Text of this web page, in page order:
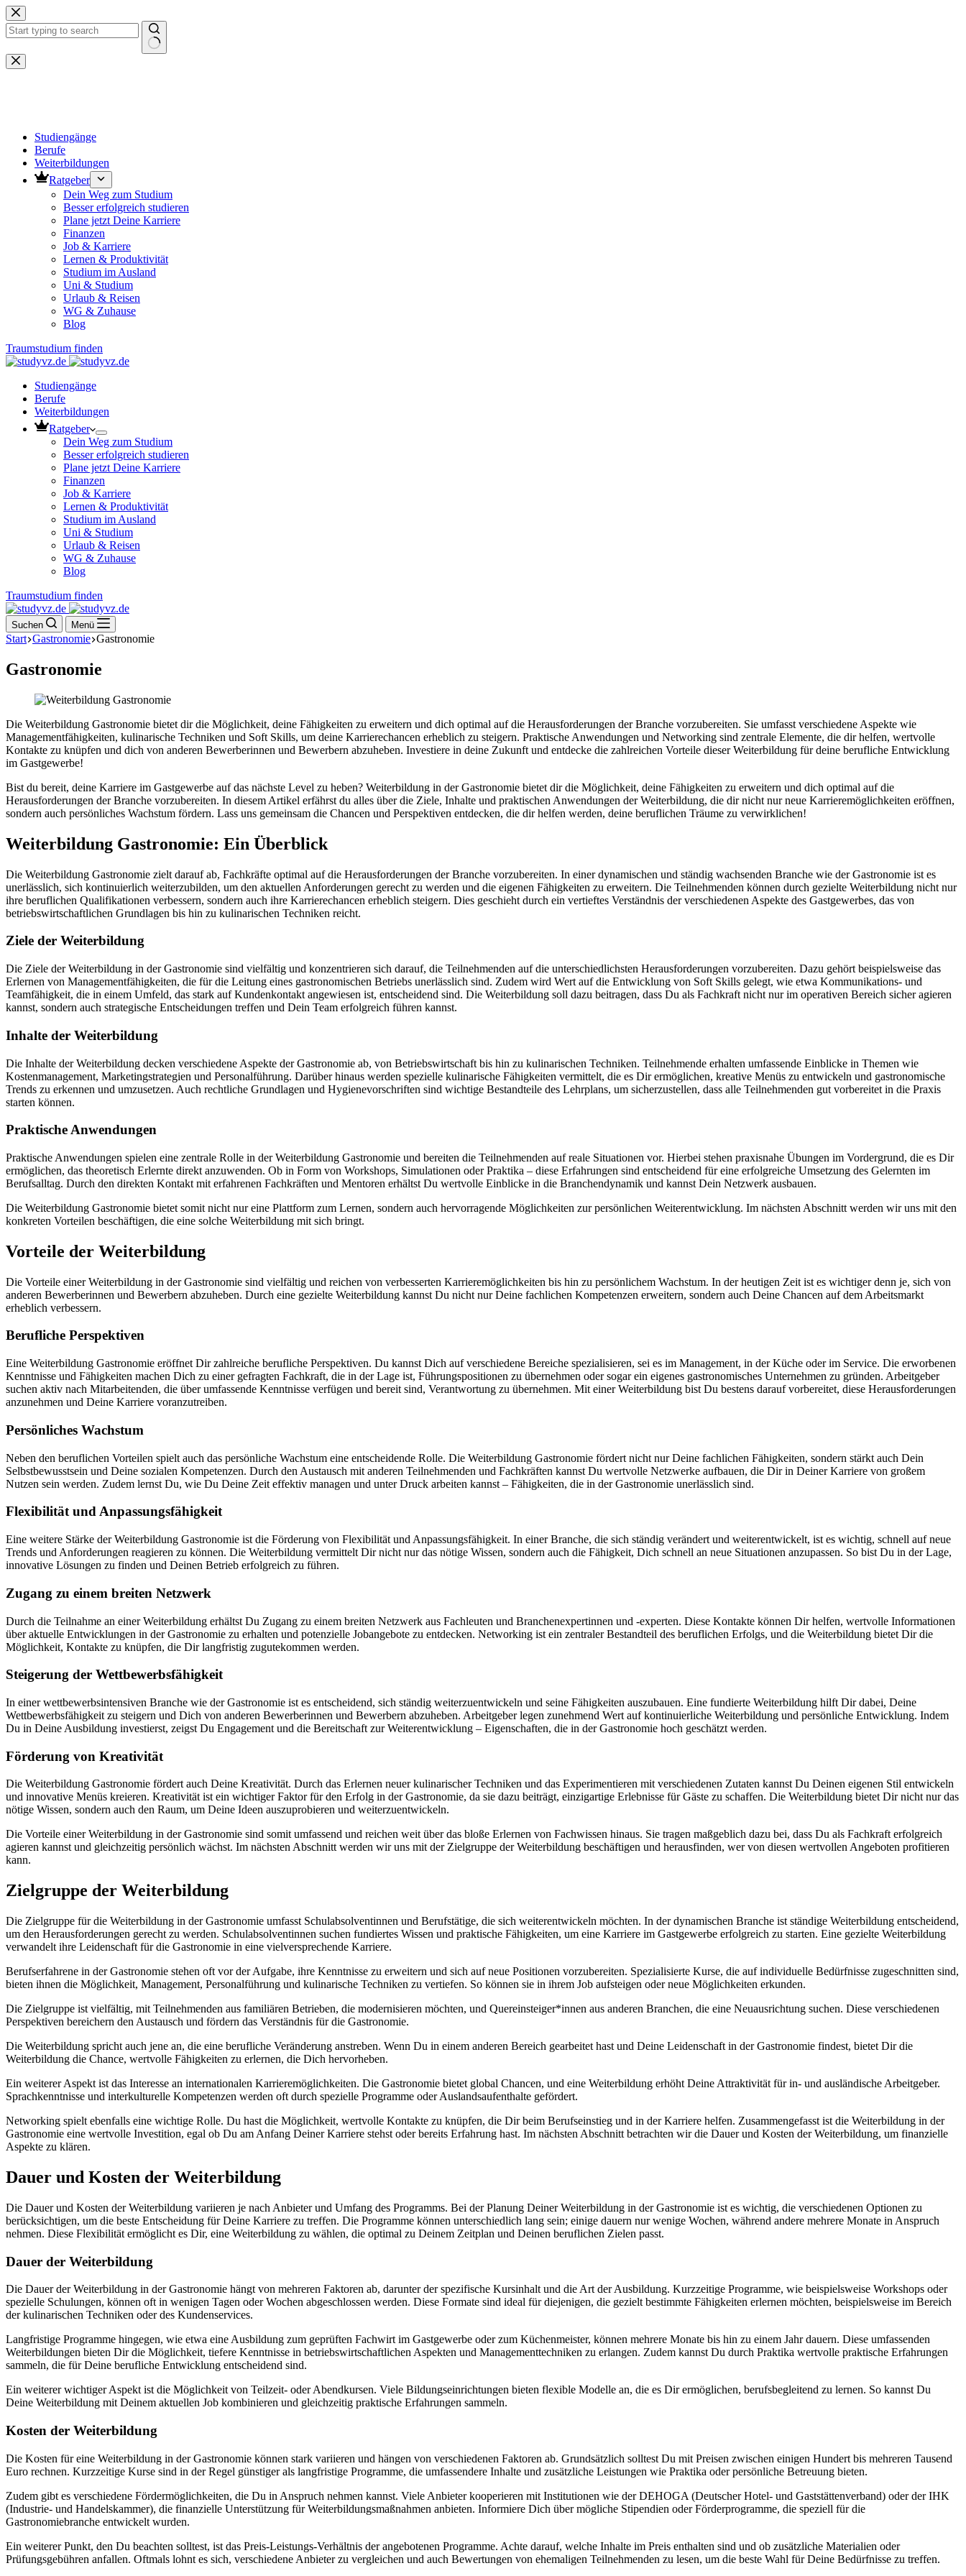
Zum
Inhalt
springen
Keine
Ergebnisse
Studiengänge
Berufe
Weiterbildungen
Ratgeber
Dein Weg zum Studium
Besser erfolgreich studieren
Plane jetzt Deine Karriere
Finanzen
Job & Karriere
Lernen & Produktivität
Studium im Ausland
Uni & Studium
Urlaub & Reisen
WG & Zuhause
Blog
Traumstudium finden
Studiengänge
Berufe
Weiterbildungen
Ratgeber
Dein Weg zum Studium
Besser erfolgreich studieren
Plane jetzt Deine Karriere
Finanzen
Job & Karriere
Lernen & Produktivität
Studium im Ausland
Uni & Studium
Urlaub & Reisen
WG & Zuhause
Blog
Traumstudium finden
Suchen Menü
Start Gastronomie Gastronomie
Gastronomie
Die Weiterbildung Gastronomie bietet dir die Möglichkeit, deine Fähigkeiten zu erweitern und dich optimal auf die Herausforderungen der Branche vorzubereiten. Sie umfasst verschiedene Aspekte wie
Managementfähigkeiten, kulinarische Techniken und Soft Skills, um deine Karrierechancen erheblich zu steigern. Praktische Anwendungen und Networking sind zentrale Elemente, die dir helfen, wertvolle
Kontakte zu knüpfen und dich von anderen Bewerberinnen und Bewerbern abzuheben. Investiere in deine Zukunft und entdecke die zahlreichen Vorteile dieser Weiterbildung für deine berufliche Entwicklung
im Gastgewerbe!
Bist du bereit, deine Karriere im Gastgewerbe auf das nächste Level zu heben? Weiterbildung in der Gastronomie bietet dir die Möglichkeit, deine Fähigkeiten zu erweitern und dich optimal auf die
Herausforderungen der Branche vorzubereiten. In diesem Artikel erfährst du alles über die Ziele, Inhalte und praktischen Anwendungen der Weiterbildung, die dir nicht nur neue Karrieremöglichkeiten eröffnen,
sondern auch persönliches Wachstum fördern. Lass uns gemeinsam die Chancen und Perspektiven entdecken, die dir helfen werden, deine beruflichen Träume zu verwirklichen!
Weiterbildung Gastronomie: Ein Überblick
Die Weiterbildung Gastronomie zielt darauf ab, Fachkräfte optimal auf die Herausforderungen der Branche vorzubereiten. In einer dynamischen und ständig wachsenden Branche wie der Gastronomie ist es
unerlässlich, sich kontinuierlich weiterzubilden, um den aktuellen Anforderungen gerecht zu werden und die eigenen Fähigkeiten zu erweitern. Die Teilnehmenden können durch gezielte Weiterbildung nicht nur
ihre beruflichen Qualifikationen verbessern, sondern auch ihre Karrierechancen erheblich steigern. Dies geschieht durch ein vertieftes Verständnis der verschiedenen Aspekte des Gastgewerbes, das von
betriebswirtschaftlichen Grundlagen bis hin zu kulinarischen Techniken reicht.
Ziele der Weiterbildung
Die Ziele der Weiterbildung in der Gastronomie sind vielfältig und konzentrieren sich darauf, die Teilnehmenden auf die unterschiedlichsten Herausforderungen vorzubereiten. Dazu gehört beispielsweise das
Erlernen von Managementfähigkeiten, die für die Leitung eines gastronomischen Betriebs unerlässlich sind. Zudem wird Wert auf die Entwicklung von Soft Skills gelegt, wie etwa Kommunikations- und
Teamfähigkeit, die in einem Umfeld, das stark auf Kundenkontakt angewiesen ist, entscheidend sind. Die Weiterbildung soll dazu beitragen, dass Du als Fachkraft nicht nur im operativen Bereich sicher agieren
kannst, sondern auch strategische Entscheidungen treffen und Dein Team erfolgreich führen kannst.
Inhalte der Weiterbildung
Die Inhalte der Weiterbildung decken verschiedene Aspekte der Gastronomie ab, von Betriebswirtschaft bis hin zu kulinarischen Techniken. Teilnehmende erhalten umfassende Einblicke in Themen wie
Kostenmanagement, Marketingstrategien und Personalführung. Darüber hinaus werden spezielle kulinarische Fähigkeiten vermittelt, die es Dir ermöglichen, kreative Menüs zu entwickeln und gastronomische
Trends zu erkennen und umzusetzen. Auch rechtliche Grundlagen und Hygienevorschriften sind wichtige Bestandteile des Lehrplans, um sicherzustellen, dass alle Teilnehmenden gut vorbereitet in die Praxis
starten können.
Praktische Anwendungen
Praktische Anwendungen spielen eine zentrale Rolle in der Weiterbildung Gastronomie und bereiten die Teilnehmenden auf reale Situationen vor. Hierbei stehen praxisnahe Übungen im Vordergrund, die es Dir
ermöglichen, das theoretisch Erlernte direkt anzuwenden. Ob in Form von Workshops, Simulationen oder Praktika – diese Erfahrungen sind entscheidend für eine erfolgreiche Umsetzung des Gelernten im
Berufsalltag. Durch den direkten Kontakt mit erfahrenen Fachkräften und Mentoren erhältst Du wertvolle Einblicke in die Branchendynamik und kannst Dein Netzwerk ausbauen.
Die Weiterbildung Gastronomie bietet somit nicht nur eine Plattform zum Lernen, sondern auch hervorragende Möglichkeiten zur persönlichen Weiterentwicklung. Im nächsten Abschnitt werden wir uns mit den
konkreten Vorteilen beschäftigen, die eine solche Weiterbildung mit sich bringt.
Vorteile der Weiterbildung
Die Vorteile einer Weiterbildung in der Gastronomie sind vielfältig und reichen von verbesserten Karrieremöglichkeiten bis hin zu persönlichem Wachstum. In der heutigen Zeit ist es wichtiger denn je, sich von
anderen Bewerberinnen und Bewerbern abzuheben. Durch eine gezielte Weiterbildung kannst Du nicht nur Deine fachlichen Kompetenzen erweitern, sondern auch Deine Chancen auf dem Arbeitsmarkt
erheblich verbessern.
Berufliche Perspektiven
Eine Weiterbildung Gastronomie eröffnet Dir zahlreiche berufliche Perspektiven. Du kannst Dich auf verschiedene Bereiche spezialisieren, sei es im Management, in der Küche oder im Service. Die erworbenen
Kenntnisse und Fähigkeiten machen Dich zu einer gefragten Fachkraft, die in der Lage ist, Führungspositionen zu übernehmen oder sogar ein eigenes gastronomisches Unternehmen zu gründen. Arbeitgeber
suchen aktiv nach Mitarbeitenden, die über umfassende Kenntnisse verfügen und bereit sind, Verantwortung zu übernehmen. Mit einer Weiterbildung bist Du bestens darauf vorbereitet, diese Herausforderungen
anzunehmen und Deine Karriere voranzutreiben.
Persönliches Wachstum
Neben den beruflichen Vorteilen spielt auch das persönliche Wachstum eine entscheidende Rolle. Die Weiterbildung Gastronomie fördert nicht nur Deine fachlichen Fähigkeiten, sondern stärkt auch Dein
Selbstbewusstsein und Deine sozialen Kompetenzen. Durch den Austausch mit anderen Teilnehmenden und Fachkräften kannst Du wertvolle Netzwerke aufbauen, die Dir in Deiner Karriere von großem
Nutzen sein werden. Zudem lernst Du, wie Du Deine Zeit effektiv managen und unter Druck arbeiten kannst – Fähigkeiten, die in der Gastronomie unerlässlich sind.
Flexibilität und Anpassungsfähigkeit
Eine weitere Stärke der Weiterbildung Gastronomie ist die Förderung von Flexibilität und Anpassungsfähigkeit. In einer Branche, die sich ständig verändert und weiterentwickelt, ist es wichtig, schnell auf neue
Trends und Anforderungen reagieren zu können. Die Weiterbildung vermittelt Dir nicht nur das nötige Wissen, sondern auch die Fähigkeit, Dich schnell an neue Situationen anzupassen. So bist Du in der Lage,
innovative Lösungen zu finden und Deinen Betrieb erfolgreich zu führen.
Zugang zu einem breiten Netzwerk
Durch die Teilnahme an einer Weiterbildung erhältst Du Zugang zu einem breiten Netzwerk aus Fachleuten und Branchenexpertinnen und -experten. Diese Kontakte können Dir helfen, wertvolle Informationen
über aktuelle Entwicklungen in der Gastronomie zu erhalten und potenzielle Jobangebote zu entdecken. Networking ist ein zentraler Bestandteil des beruflichen Erfolgs, und die Weiterbildung bietet Dir die
Möglichkeit, Kontakte zu knüpfen, die Dir langfristig zugutekommen werden.
Steigerung der Wettbewerbsfähigkeit
In einer wettbewerbsintensiven Branche wie der Gastronomie ist es entscheidend, sich ständig weiterzuentwickeln und seine Fähigkeiten auszubauen. Eine fundierte Weiterbildung hilft Dir dabei, Deine
Wettbewerbsfähigkeit zu steigern und Dich von anderen Bewerberinnen und Bewerbern abzuheben. Arbeitgeber legen zunehmend Wert auf kontinuierliche Weiterbildung und persönliche Entwicklung. Indem
Du in Deine Ausbildung investierst, zeigst Du Engagement und die Bereitschaft zur Weiterentwicklung – Eigenschaften, die in der Gastronomie hoch geschätzt werden.
Förderung von Kreativität
Die Weiterbildung Gastronomie fördert auch Deine Kreativität. Durch das Erlernen neuer kulinarischer Techniken und das Experimentieren mit verschiedenen Zutaten kannst Du Deinen eigenen Stil entwickeln
und innovative Menüs kreieren. Kreativität ist ein wichtiger Faktor für den Erfolg in der Gastronomie, da sie dazu beiträgt, einzigartige Erlebnisse für Gäste zu schaffen. Die Weiterbildung bietet Dir nicht nur das
nötige Wissen, sondern auch den Raum, um Deine Ideen auszuprobieren und weiterzuentwickeln.
Die Vorteile einer Weiterbildung in der Gastronomie sind somit umfassend und reichen weit über das bloße Erlernen von Fachwissen hinaus. Sie tragen maßgeblich dazu bei, dass Du als Fachkraft erfolgreich
agieren kannst und gleichzeitig persönlich wächst. Im nächsten Abschnitt werden wir uns mit der Zielgruppe der Weiterbildung beschäftigen und herausfinden, wer von diesen wertvollen Angeboten profitieren
kann.
Zielgruppe der Weiterbildung
Die Zielgruppe für die Weiterbildung in der Gastronomie umfasst Schulabsolventinnen und Berufstätige, die sich weiterentwickeln möchten. In der dynamischen Branche ist ständige Weiterbildung entscheidend,
um den Herausforderungen gerecht zu werden. Schulabsolventinnen suchen fundiertes Wissen und praktische Fähigkeiten, um eine Karriere im Gastgewerbe erfolgreich zu starten. Eine gezielte Weiterbildung
verwandelt ihre Leidenschaft für die Gastronomie in eine vielversprechende Karriere.
Berufserfahrene in der Gastronomie stehen oft vor der Aufgabe, ihre Kenntnisse zu erweitern und sich auf neue Positionen vorzubereiten. Spezialisierte Kurse, die auf individuelle Bedürfnisse zugeschnitten sind,
bieten ihnen die Möglichkeit, Management, Personalführung und kulinarische Techniken zu vertiefen. So können sie in ihrem Job aufsteigen oder neue Möglichkeiten erkunden.
Die Zielgruppe ist vielfältig, mit Teilnehmenden aus familiären Betrieben, die modernisieren möchten, und Quereinsteiger*innen aus anderen Branchen, die eine Neuausrichtung suchen. Diese verschiedenen
Perspektiven bereichern den Austausch und fördern das Verständnis für die Gastronomie.
Die Weiterbildung spricht auch jene an, die eine berufliche Veränderung anstreben. Wenn Du in einem anderen Bereich gearbeitet hast und Deine Leidenschaft in der Gastronomie findest, bietet Dir die
Weiterbildung die Chance, wertvolle Fähigkeiten zu erlernen, die Dich hervorheben.
Ein weiterer Aspekt ist das Interesse an internationalen Karrieremöglichkeiten. Die Gastronomie bietet global Chancen, und eine Weiterbildung erhöht Deine Attraktivität für in- und ausländische Arbeitgeber.
Sprachkenntnisse und interkulturelle Kompetenzen werden oft durch spezielle Programme oder Auslandsaufenthalte gefördert.
Networking spielt ebenfalls eine wichtige Rolle. Du hast die Möglichkeit, wertvolle Kontakte zu knüpfen, die Dir beim Berufseinstieg und in der Karriere helfen. Zusammengefasst ist die Weiterbildung in der
Gastronomie eine wertvolle Investition, egal ob Du am Anfang Deiner Karriere stehst oder bereits Erfahrung hast. Im nächsten Abschnitt betrachten wir die Dauer und Kosten der Weiterbildung, um finanzielle
Aspekte zu klären.
Dauer und Kosten der Weiterbildung
Die Dauer und Kosten der Weiterbildung variieren je nach Anbieter und Umfang des Programms. Bei der Planung Deiner Weiterbildung in der Gastronomie ist es wichtig, die verschiedenen Optionen zu
berücksichtigen, um die beste Entscheidung für Deine Karriere zu treffen. Die Programme können unterschiedlich lang sein; einige dauern nur wenige Wochen, während andere mehrere Monate in Anspruch
nehmen. Diese Flexibilität ermöglicht es Dir, eine Weiterbildung zu wählen, die optimal zu Deinem Zeitplan und Deinen beruflichen Zielen passt.
Dauer der Weiterbildung
Die Dauer der Weiterbildung in der Gastronomie hängt von mehreren Faktoren ab, darunter der spezifische Kursinhalt und die Art der Ausbildung. Kurzzeitige Programme, wie beispielsweise Workshops oder
spezielle Schulungen, können oft in wenigen Tagen oder Wochen abgeschlossen werden. Diese Formate sind ideal für diejenigen, die gezielt bestimmte Fähigkeiten erlernen möchten, beispielsweise im Bereich
der kulinarischen Techniken oder des Kundenservices.
Langfristige Programme hingegen, wie etwa eine Ausbildung zum geprüften Fachwirt im Gastgewerbe oder zum Küchenmeister, können mehrere Monate bis hin zu einem Jahr dauern. Diese umfassenden
Weiterbildungen bieten Dir die Möglichkeit, tiefere Kenntnisse in betriebswirtschaftlichen Aspekten und Managementtechniken zu erlangen. Zudem kannst Du durch Praktika wertvolle praktische Erfahrungen
sammeln, die für Deine berufliche Entwicklung entscheidend sind.
Ein weiterer wichtiger Aspekt ist die Möglichkeit von Teilzeit- oder Abendkursen. Viele Bildungseinrichtungen bieten flexible Modelle an, die es Dir ermöglichen, berufsbegleitend zu lernen. So kannst Du
Deine Weiterbildung mit Deinem aktuellen Job kombinieren und gleichzeitig praktische Erfahrungen sammeln.
Kosten der Weiterbildung
Die Kosten für eine Weiterbildung in der Gastronomie können stark variieren und hängen von verschiedenen Faktoren ab. Grundsätzlich solltest Du mit Preisen zwischen einigen Hundert bis mehreren Tausend
Euro rechnen. Kurzzeitige Kurse sind in der Regel günstiger als langfristige Programme, die umfassendere Inhalte und zusätzliche Leistungen wie Praktika oder persönliche Betreuung bieten.
Zudem gibt es verschiedene Fördermöglichkeiten, die Du in Anspruch nehmen kannst. Viele Anbieter kooperieren mit Institutionen wie der DEHOGA (Deutscher Hotel- und Gaststättenverband) oder der IHK
(Industrie- und Handelskammer), die finanzielle Unterstützung für Weiterbildungsmaßnahmen anbieten. Informiere Dich über mögliche Stipendien oder Förderprogramme, die speziell für die
Gastronomiebranche entwickelt wurden.
Ein weiterer Punkt, den Du beachten solltest, ist das Preis-Leistungs-Verhältnis der angebotenen Programme. Achte darauf, welche Inhalte im Preis enthalten sind und ob zusätzliche Materialien oder
Prüfungsgebühren anfallen. Oftmals lohnt es sich, verschiedene Anbieter zu vergleichen und auch Bewertungen von ehemaligen Teilnehmenden zu lesen, um die beste Wahl für Deine Bedürfnisse zu treffen.